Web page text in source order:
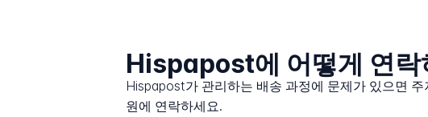
Hispapost에 어떻게 연락
Hispapost가 관리하는 배송 과정에 문제가 있으면 주
원에 연락하세요.